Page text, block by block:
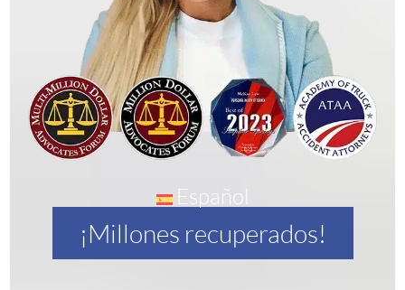
Español
¡Millones recuperados!